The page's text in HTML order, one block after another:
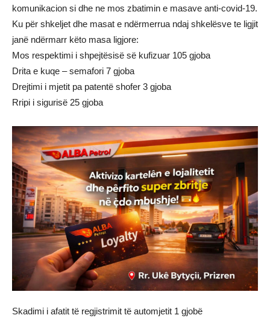
komunikacion si dhe ne mos zbatimin e masave anti-covid-19.
Ku për shkeljet dhe masat e ndërmerrua ndaj shkelësve te ligjit
janë ndërmarr këto masa ligjore:
Mos respektimi i shpejtësisë së kufizuar 105 gjoba
Drita e kuqe – semafori 7 gjoba
Drejtimi i mjetit pa patentë shofer 3 gjoba
Rripi i sigurisë 25 gjoba
Skadimi i afatit të regjistrimit të automjetit 1 gjobë